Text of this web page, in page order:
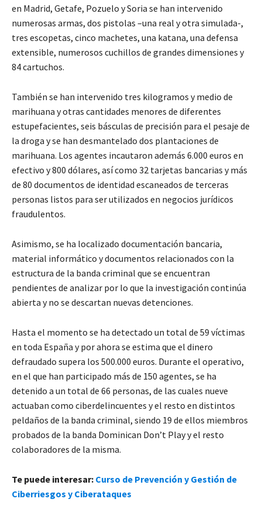
en Madrid, Getafe, Pozuelo y Soria se han intervenido
numerosas armas, dos pistolas –una real y otra simulada-,
tres escopetas, cinco machetes, una katana, una defensa
extensible, numerosos cuchillos de grandes dimensiones y
84 cartuchos.
También se han intervenido tres kilogramos y medio de
marihuana y otras cantidades menores de diferentes
estupefacientes, seis básculas de precisión para el pesaje de
la droga y se han desmantelado dos plantaciones de
marihuana. Los agentes incautaron además 6.000 euros en
efectivo y 800 dólares, así como 32 tarjetas bancarias y más
de 80 documentos de identidad escaneados de terceras
personas listos para ser utilizados en negocios jurídicos
fraudulentos.
Asimismo, se ha localizado documentación bancaria,
material informático y documentos relacionados con la
estructura de la banda criminal que se encuentran
pendientes de analizar por lo que la investigación continúa
abierta y no se descartan nuevas detenciones.
Hasta el momento se ha detectado un total de 59 víctimas
en toda España y por ahora se estima que el dinero
defraudado supera los 500.000 euros. Durante el operativo,
en el que han participado más de 150 agentes, se ha
detenido a un total de 66 personas, de las cuales nueve
actuaban como ciberdelincuentes y el resto en distintos
peldaños de la banda criminal, siendo 19 de ellos miembros
probados de la banda Dominican Don’t Play y el resto
colaboradores de la misma.
Te puede interesar: Curso de Prevención y Gestión de
Ciberriesgos y Ciberataques